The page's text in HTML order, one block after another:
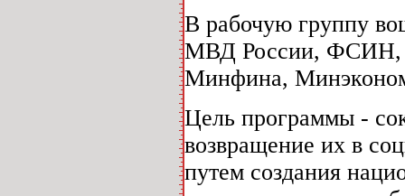
В рабочую группу
МВД России, ФСИН,
Минфина,
Цель программы -
возвращение их в
путем создания